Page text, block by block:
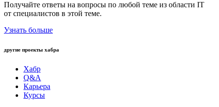
Получайте ответы на вопросы по любой теме из области IT
от специалистов в этой теме.
Узнать больше
другие проекты хабра
Хабр
Q&A
Карьера
Курсы